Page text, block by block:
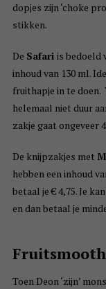
dopjes zijn ‘choke
stikken.
De Safari is bedoeld
inhoud van 130 ml.
fruithapje in te doen.
helemaal niet duur
zakje gaat ongeveer
De knijpzakjes met
hebben een inhoud
betaal je € 4,75. Je
en dan betaal je
Toen Deon ‘zijn’